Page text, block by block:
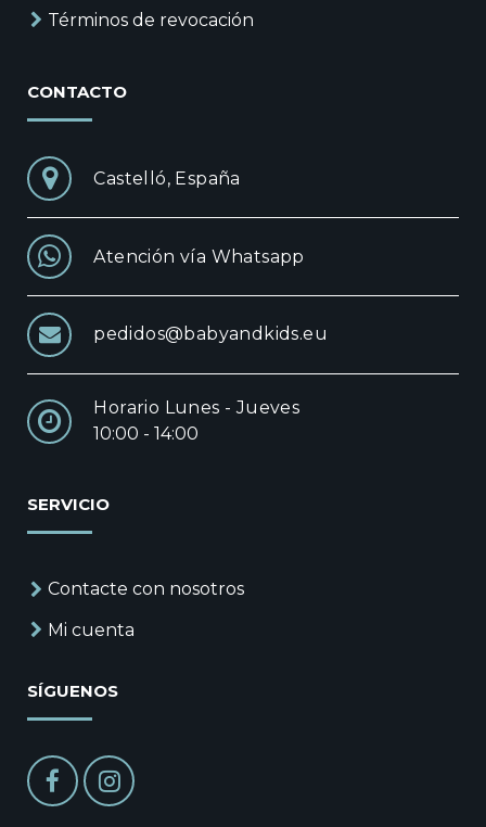
Términos de revocación
CONTACTO
Castelló, España
Atención vía Whatsapp
pedidos@babyandkids.eu
Horario Lunes - Jueves
10:00 - 14:00
SERVICIO
Contacte con nosotros
Mi cuenta
SÍGUENOS